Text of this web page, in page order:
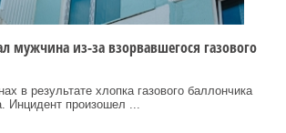
мужчина из-за взорвавшегося газового
в результате хлопка газового баллончика
Инцидент произошел ...